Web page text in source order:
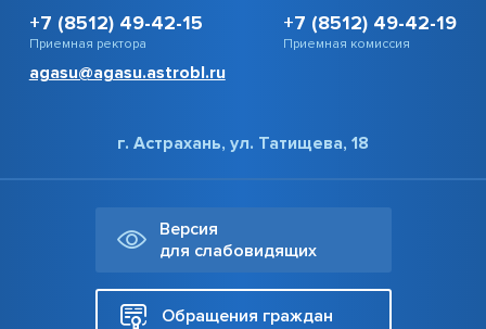
+7 (8512) 49-42-15
Приемная ректора
agasu@agasu.astrobl.ru
+7 (8512) 49-42-19
Приемная комиссия
г. Астрахань, ул. Татищева, 18
Версия
для слабовидящих
Обращения граждан